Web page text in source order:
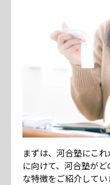
まずは、河合塾にこ
に向けて、河合塾が
な特徴をご紹介してい